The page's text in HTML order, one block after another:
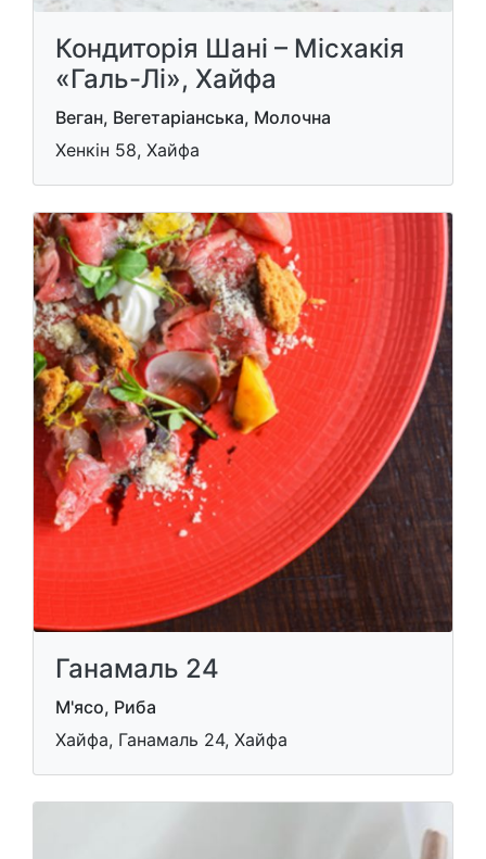
Кондиторія Шані – Місхакія
«Галь-Лі», Хайфа
Веган, Вегетаріанська, Молочна
Хенкін 58, Хайфа
Ганамаль 24
М'ясо, Риба
Хайфа, Ганамаль 24, Хайфа